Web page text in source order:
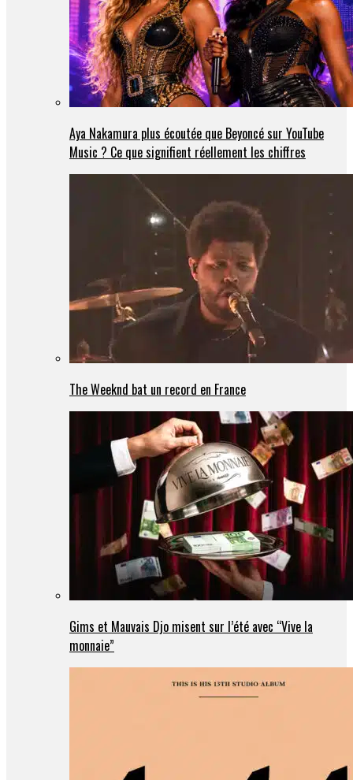
Aya Nakamura plus écoutée que Beyoncé sur YouTube
Music ? Ce que signifient réellement les chiffres
The Weeknd bat un record en France
Gims et Mauvais Djo misent sur l’été avec “Vive la
monnaie”